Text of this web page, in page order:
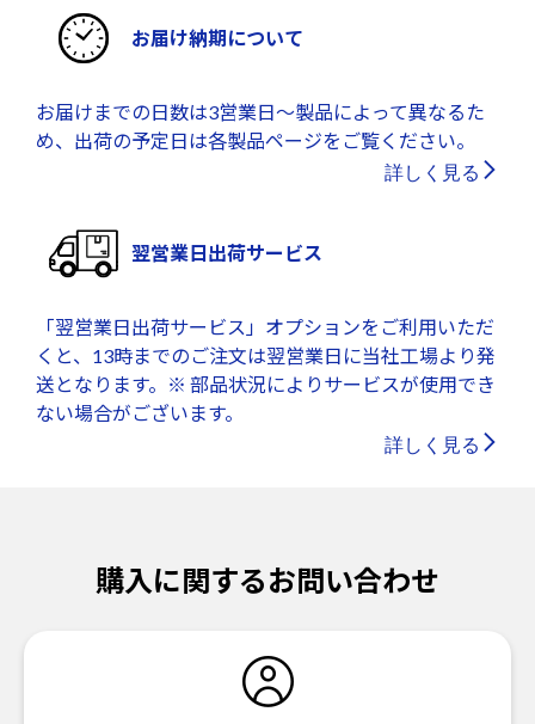
お届け納期について
お届けまでの日数は3営業日～製品によって異なるた
め、出荷の予定日は各製品ページをご覧ください。
詳しく見る
翌営業日出荷サービス
「翌営業日出荷サービス」オプションをご利用いただ
くと、13時までのご注文は翌営業日に当社工場より発
送となります。※ 部品状況によりサービスが使用でき
ない場合がございます。
詳しく見る
購入に関するお問い合わせ